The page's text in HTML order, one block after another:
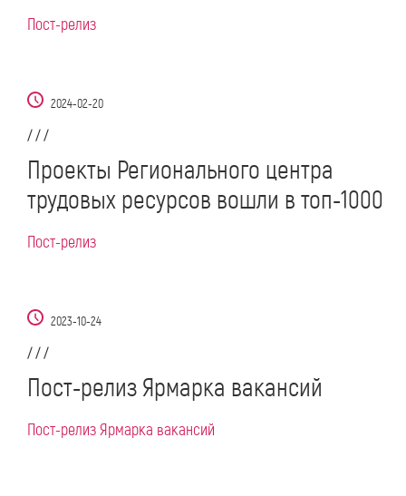
Пост-релиз
2024-02-20
/ / /
Проекты Регионального центра
трудовых ресурсов вошли в топ-1000
Пост-релиз
2023-10-24
/ / /
Пост-релиз Ярмарка вакансий
Пост-релиз Ярмарка вакансий